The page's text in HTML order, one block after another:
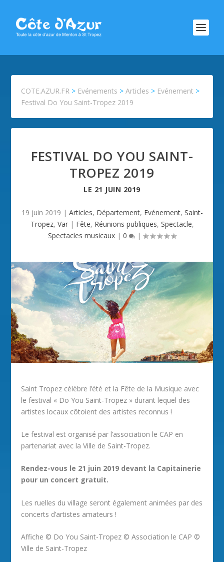
COTE.AZUR.FR > Evénements >Articles > Evénement >
Festival Do You Saint-Tropez 2019
FESTIVAL DO YOU SAINT-
TROPEZ 2019
LE 21 JUIN 2019
19 juin 2019 | Articles, Département, Evénement, Saint-
Tropez, Var| Fête, Réunions publiques, Spectacle,
Spectacles musicaux | 0 |
Saint Tropez célèbre l’été et la Fête de la Musique avec
le festival « Do You Saint-Tropez » durant lequel des
artistes locaux côtoient des artistes reconnus !
Le festival est organisé par l’association le CAP en
partenariat avec la Ville de Saint-Tropez.
Rendez-vous le 21 juin 2019 devant la Capitainerie
pour un concert gratuit.
Les ruelles du village seront également animées par des
concerts d’artistes amateurs !
Affiche © Do You Saint-Tropez © Association le CAP ©
Ville de Saint-Tropez